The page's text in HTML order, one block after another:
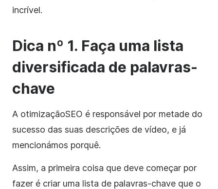
incrível.
Dica nº 1. Faça uma lista
diversificada de palavras-
chave
A otimizaçãoSEO é responsável por metade do
sucesso das suas descrições de vídeo, e já
mencionámos porquê.
Assim, a primeira coisa que deve começar por
fazer é criar uma lista de palavras-chave que o